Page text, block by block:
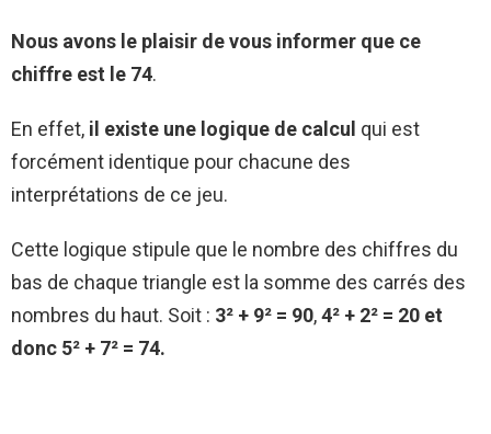
Nous avons le plaisir de vous informer que ce
chiffre est le 74.
En effet, il existe une logique de calcul qui est
forcément identique pour chacune des
interprétations de ce jeu.
Cette logique stipule que le nombre des chiffres du
bas de chaque triangle est la somme des carrés des
nombres du haut. Soit : 3² + 9² = 90,4² + 2² = 20 et
donc 5² + 7² = 74.